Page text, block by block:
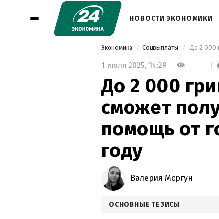
НОВОСТИ ЭКОНОМИКИ
Экономика Соцвыплаты
1 июля 2025, 14:29
До 2 000
сможет
помощь от
году
Валерия Моргун
ОСНОВНЫЕ ТЕЗИСЫ